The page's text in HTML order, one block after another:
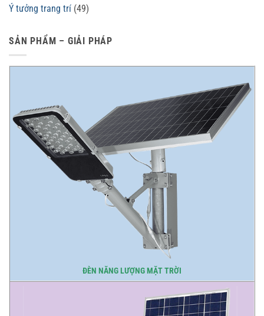
Ý tưởng trang trí (49)
SẢN PHẨM – GIẢI PHÁP
ĐÈN NĂNG LƯỢNG MẶT TRỜI